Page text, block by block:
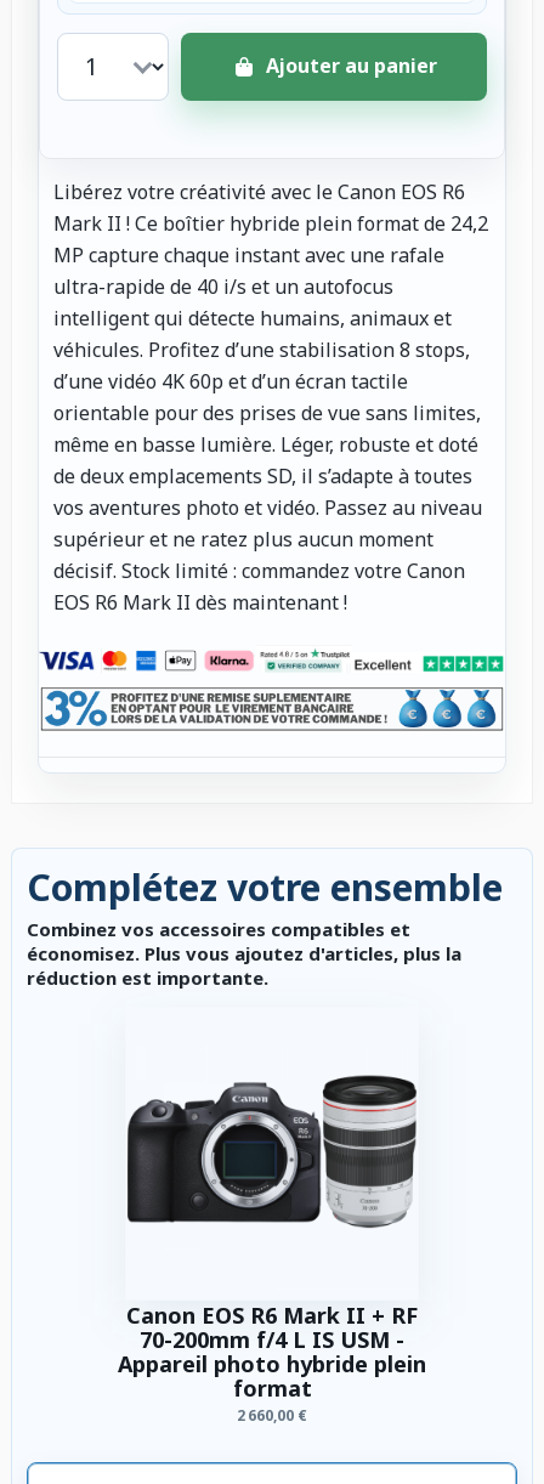
Ajouter au panier
Libérez votre créativité avec le Canon EOS R6
Mark II ! Ce boîtier hybride plein format de 24,2
MP capture chaque instant avec une rafale
ultra-rapide de 40 i/s et un autofocus
intelligent qui détecte humains, animaux et
véhicules. Profitez d’une stabilisation 8 stops,
d’une vidéo 4K 60p et d’un écran tactile
orientable pour des prises de vue sans limites,
même en basse lumière. Léger, robuste et doté
de deux emplacements SD, il s’adapte à toutes
vos aventures photo et vidéo. Passez au niveau
supérieur et ne ratez plus aucun moment
décisif. Stock limité : commandez votre Canon
EOS R6 Mark II dès maintenant !
Complétez votre ensemble
Combinez vos accessoires compatibles et
économisez. Plus vous ajoutez d'articles, plus la
réduction est importante.
Canon EOS R6 Mark II + RF
70-200mm f/4 L IS USM -
Appareil photo hybride plein
format
2 660,00 €